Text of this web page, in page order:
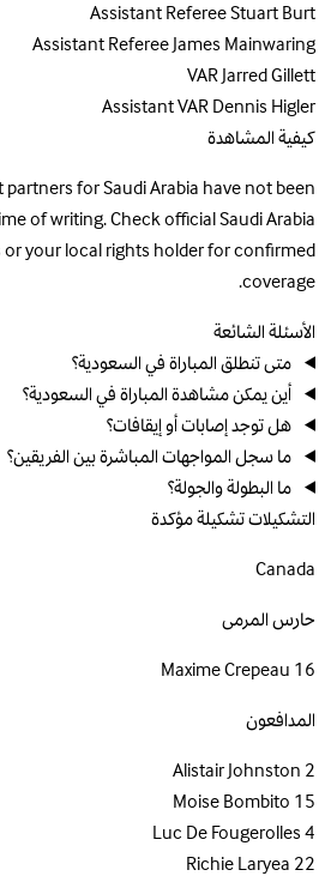
Assistant RefereeStuart Burt
Assistant RefereeJames Mainwaring
VARJarred Gillett
Assistant VARDennis Higler
كيفية المشاهدة
for Saudi Arabia have not been
of writing. Check official Saudi Arabia
your local rights holder for confirmed
coverage.
الأسئلة الشائعة
متى تنطلق المباراة في السعودية؟
أين يمكن مشاهدة المباراة في السعودية؟
هل توجد إصابات أو إيقافات؟
ما سجل المواجهات المباشرة بين الفريقين؟
ما البطولة والجولة؟
التشكيلاتتشكيلة مؤكدة
Canada
حارس المرمى
16
Maxime Crepeau
المدافعون
2
Alistair Johnston
15
Moise Bombito
4
Luc De Fougerolles
22
Richie Laryea